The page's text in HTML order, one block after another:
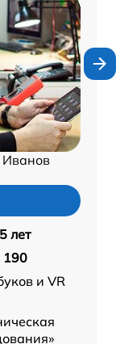
Иванов
5 лет
190
и VR